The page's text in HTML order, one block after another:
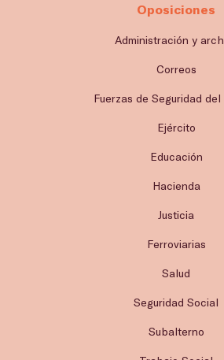
Oposiciones
Administración y
Correos
Fuerzas de Seguridad del
Ejército
Educación
Hacienda
Justicia
Ferroviarias
Salud
Seguridad Social
Subalterno